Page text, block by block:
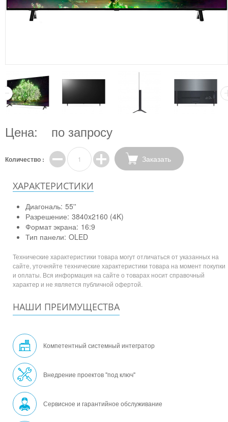
Цена: по запросу
Количество : Заказать
ХАРАКТЕРИСТИКИ
Диагональ: 55''
Разрешение: 3840x2160 (4K)
Формат экрана: 16:9
Тип панели: OLED
Технические характеристики товара могут отличаться от указанных на
сайте, уточняйте технические характеристики товара на момент покупки
и оплаты. Вся информация на сайте о товарах носит справочный
характер и не является публичной офертой.
НАШИ ПРЕИМУЩЕСТВА
Компетентный системный интегратор
Внедрение проектов "под ключ"
Сервисное и гарантийное обслуживание